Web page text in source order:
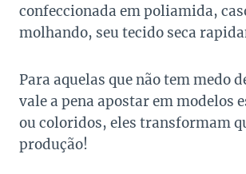
confeccionada em poliamida,
molhando, seu tecido seca
Para aquelas que não tem medo
vale a pena apostar em modelos
ou coloridos, eles transformam
produção!